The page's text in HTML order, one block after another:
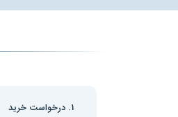
1. درخواست خرید